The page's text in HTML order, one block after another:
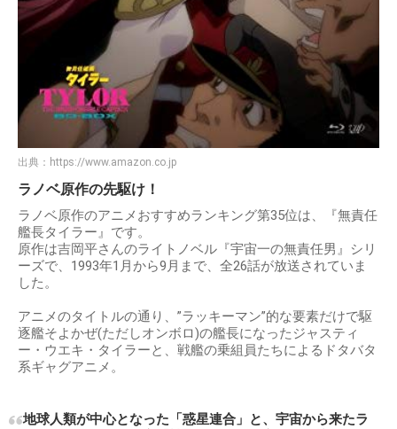
出典： https://www.amazon.co.jp
ラノベ原作の先駆け！
ラノベ原作のアニメおすすめランキング第35位は、『無責任
艦長タイラー』です。
原作は吉岡平さんのライトノベル『宇宙一の無責任男』シリ
ーズで、1993年1月から9月まで、全26話が放送されていま
した。
アニメのタイトルの通り、”ラッキーマン”的な要素だけで駆
逐艦そよかぜ(ただしオンボロ)の艦長になったジャスティ
ー・ウエキ・タイラーと、戦艦の乗組員たちによるドタバタ
系ギャグアニメ。
地球人類が中心となった「惑星連合」と、宇宙から来たラ